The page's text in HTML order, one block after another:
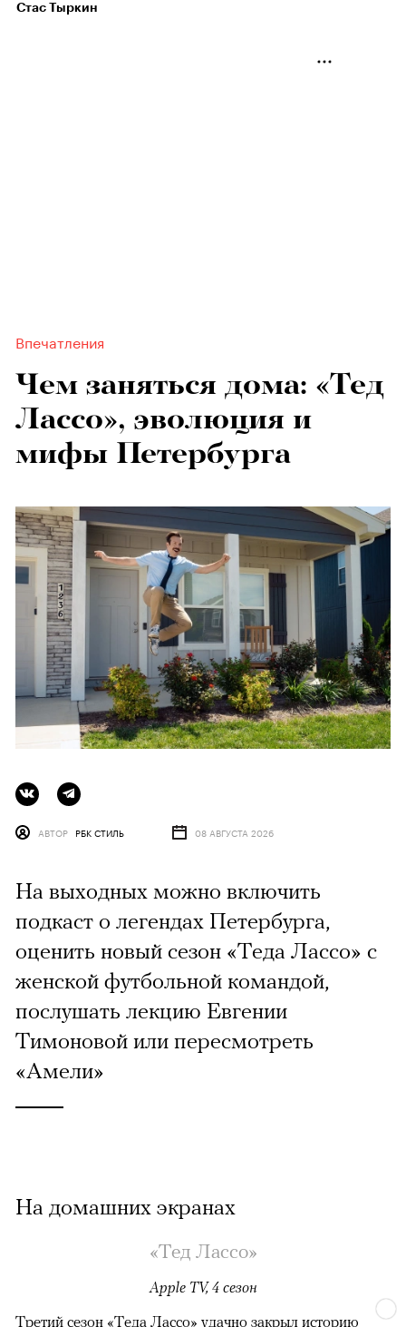
Стас Тыркин
Впечатления
Чем заняться дома: «Тед
Лассо», эволюция и
мифы Петербурга
АВТОР РБК СТИЛЬ 08 АВГУСТА 2026
На выходных можно включить
подкаст о легендах Петербурга,
оценить новый сезон «Теда Лассо» с
женской футбольной командой,
послушать лекцию Евгении
Тимоновой или пересмотреть
«Амели»
На домашних экранах
«Тед Лассо»
Apple TV, 4 сезон
Третий сезон «Теда Лассо» удачно закрыл историю